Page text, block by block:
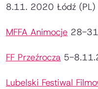
8.11. 2020 Łódź (PL)
MFFA Animocje 28-
FF Przeźrocza 5-
Lubelski Festiwal